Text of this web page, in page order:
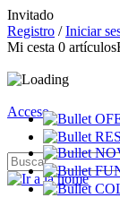
Invitado
Registro /Iniciar
Mi cesta 0 artículos
Acceso